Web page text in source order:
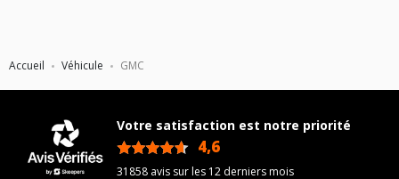
Accueil Véhicule GMC
Votre satisfaction est notre priorité
4,6
31858 avis sur les 12 derniers mois